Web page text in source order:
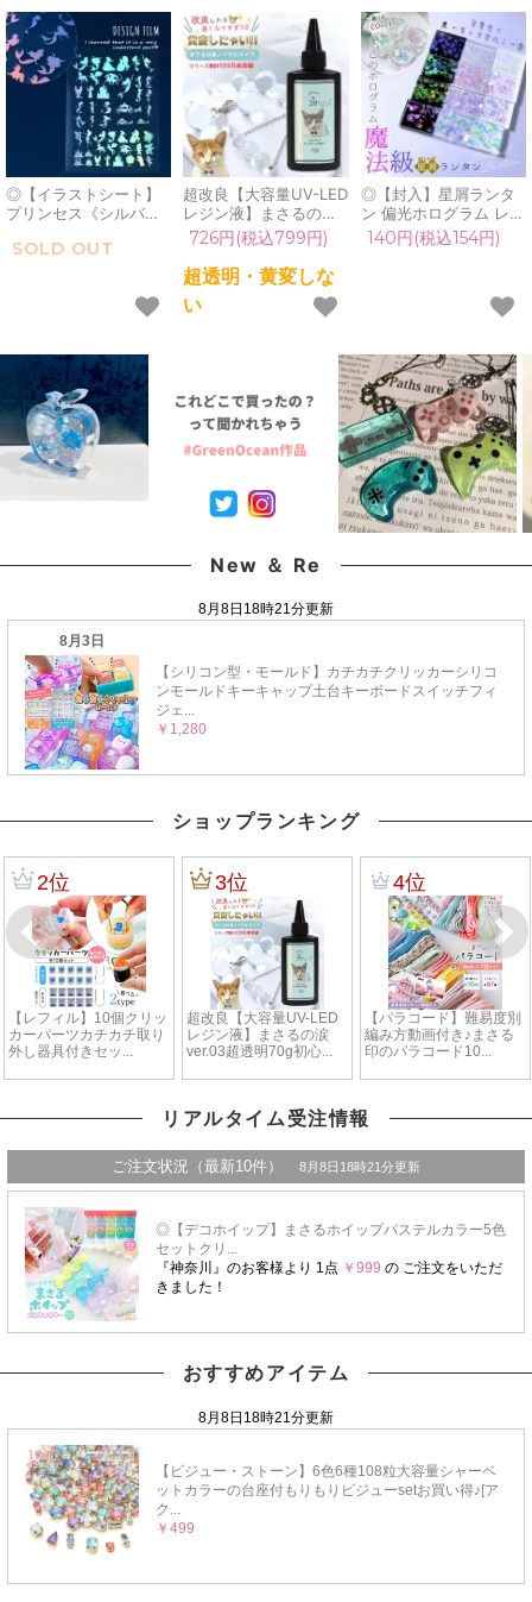
◎【イラストシート】
プリンセス《シルバー
シンデレラ,マーメイド,
入,コラージュ,フィル
SOLD OUT
超改良【大容量UV-LED
レジン液】まさるの涙
ver.03 超透明 70g 初心
者 作家 コーティング
ハード 黄変しない 高品
質 クリア 猫 UVレジン
液 安い おすすめ
726円(税込799円)
超透明・黄変しな
い
◎【封入】星屑ランタ
ン 偏光ホログラム レジ
ン封入素材 封入パーツ
フレーク デコパーツ ケ
UVレジン 手芸 クラフ
140円(税込154円)
New ＆ Re
ショップランキング
リアルタイム受注情報
おすすめアイテム